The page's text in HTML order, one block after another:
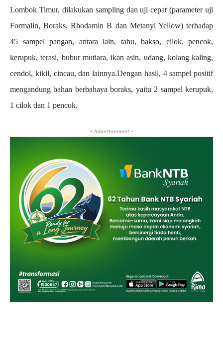
Lombok Timur, dilakukan sampling dan uji cepat (parameter uji
Formalin, Boraks, Rhodamin B dan Metanyl Yellow) terhadap
45 sampel pangan, antara lain, tahu, bakso, cilok, pencok,
kerupuk, terasi, bubur mutiara, ikan asin, udang, kolang kaling,
cendol, kikil, cincau, dan lainnya.Dengan hasil, 4 sampel positif
mengandung bahan berbahaya boraks, yaitu 2 sampel kerupuk,
1 cilok dan 1 pencok.
- Advertisement -